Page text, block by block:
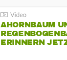
AHORNBAUM
ERINNERN